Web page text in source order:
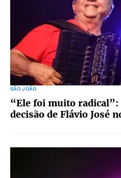
SÃO JOÃO
“Ele foi muito radical”:
decisão de Flávio José